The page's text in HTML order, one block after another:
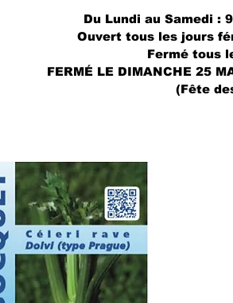
Du Lundi au Samedi :
Ouvert tous les jours
Fermé tous
FERMÉ LE DIMANCHE 25
(Fête